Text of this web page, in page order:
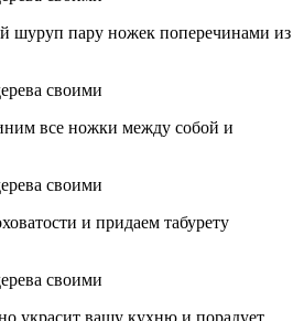
шуруп пару ножек поперечинами из
все ножки между собой и
и придаем табурету
украсит вашу кухню и порадует